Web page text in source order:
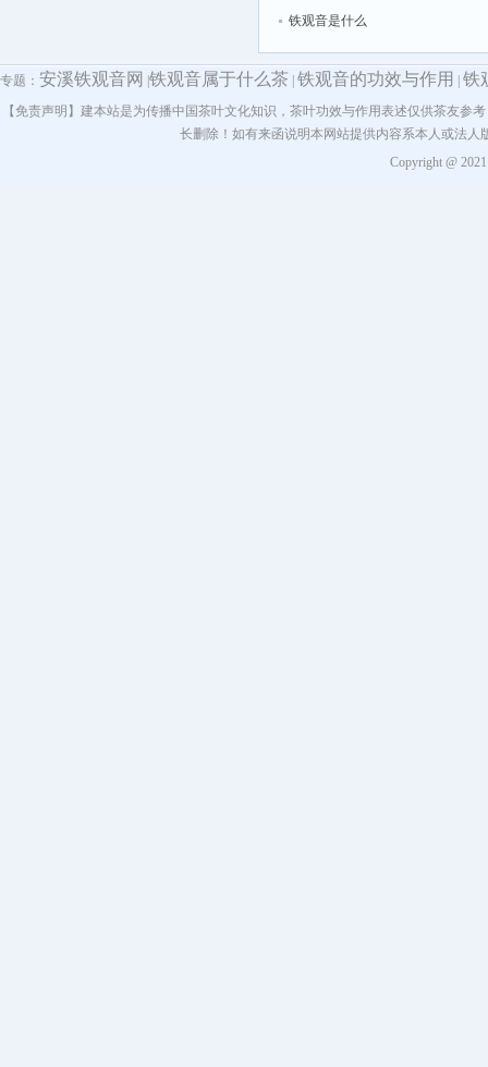
和坏处
铁观音是什么
专题： 安溪铁观音网 铁观音属于什么茶 铁观音的功效与作用 铁
【免责声明】建本站是为传播中国茶叶文化知识，茶叶功效与作用表述仅供茶友
长删除！如有来函说明本网站提供内容系本人或法
Copyright @